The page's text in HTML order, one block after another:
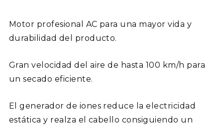
Motor profesional AC para una mayor vida y
durabilidad del producto.
Gran velocidad del aire de hasta 100 km/h para
un secado eficiente.
El generador de iones reduce la electricidad
estática y realza el cabello consiguiendo un